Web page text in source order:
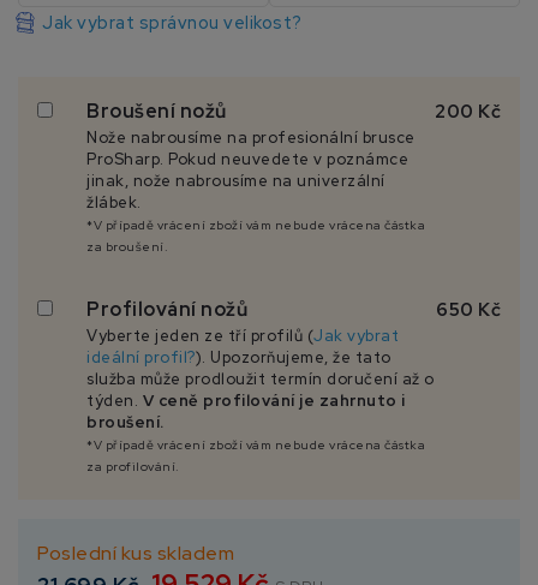
Jak vybrat správnou velikost?
Broušení nožů
Nože nabrousíme na profesionální brusce
ProSharp. Pokud neuvedete v poznámce
jinak, nože nabrousíme na univerzální
žlábek.
*V případě vrácení zboží vám nebude vrácena částka
za broušení.
200 Kč
Profilování nožů
Vyberte jeden ze tří profilů (Jak vybrat
ideální profil?). Upozorňujeme, že tato
služba může prodloužit termín doručení až o
týden. V ceně profilování je zahrnuto i
broušení.
*V případě vrácení zboží vám nebude vrácena částka
za profilování.
650 Kč
Poslední kus skladem